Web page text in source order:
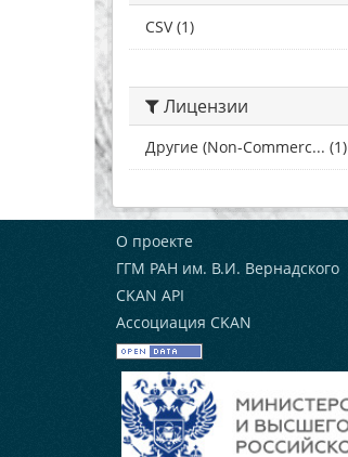
CSV (1)
Лицензии
Другие (Non-Commerc... (1)
О проекте
ГГМ РАН им. В.И. Вернадского
CKAN API
Ассоциация CKAN